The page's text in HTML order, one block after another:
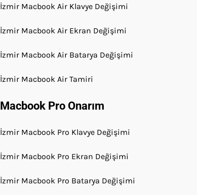
İzmir Macbook Air Klavye Değişimi
İzmir Macbook Air Ekran Değişimi
İzmir Macbook Air Batarya Değişimi
İzmir Macbook Air Tamiri
Macbook Pro Onarım
İzmir Macbook Pro Klavye Değişimi
İzmir Macbook Pro Ekran Değişimi
İzmir Macbook Pro Batarya Değişimi